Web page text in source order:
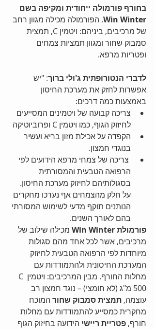
בחורף פורמולה ייחודית ומקיפה בשם
Win Winter. הפורמולה מכילה מגוון רחב
של מרכיבים, ביניהם: ויטמין C, תמצית
סמבוק שחור ומגוון תמציות צמחים
ופטריות מרפא.
לדברי הנטורופתית ג'ולי ברוך: "יש
אפשרות לחזק את מערכת החיסון
באמצעות כמה דרכים:
צריכה קבועה של ויטמינים המסייעים
לחיזוק הגוף, כמו ויטמין C ופרוביוטיקה
הקפדה על אכילת מזון בריא ועשיר
בנוגדי חמצון.
צריכה של צמחי מרפא הידועים לפי
הרפואה הטבעית והמסורתית
בסגולותיהם לחיזוק מערכת החיסון.
על חלק מהצמחים אף נערכו מחקרים
הנותנים תוקף מדעי לשימוש המסורתי
בהם לאורך השנים.
פורמולת Win Winter
מכילה שילוב של
מרכיבים, אשר לכל אחד מהם סגולות
מיוחדות לפי הרפואה הטבעית לחיזוק
המערכת החיסונית ולהתמודדות עם
מחלות החורף. מבין המרכיבים: ויטמין C
500 מ"ג (לא חומצי) – נוגד חמצון רב
עוצמה, תמצית סמבוק שחור המוכח
מחקרית כמסייע להתמודדות עם מחלות
חורף, פטריית ריישי הידועה בחיזוק הגוף